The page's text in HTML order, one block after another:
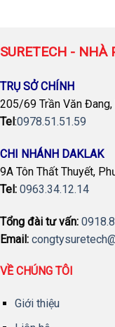
SURETECH - NHÀ
TRỤ SỞ CHÍNH
205/69 Trần Văn Đang,
Tel:0978.51.51.59
CHI NHÁNH DAKLAK
9A Tôn Thất Thuyết,
Tel: 0963.34.12.14
Tổng đài tư vấn:
Email:
VỀ CHÚNG TÔI
Giới thiệu